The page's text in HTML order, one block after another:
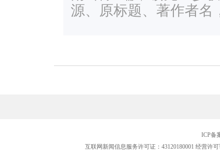
源、原标题、著作者名
ICP备
互联网新闻信息服务许可证：43120180001 经营许可